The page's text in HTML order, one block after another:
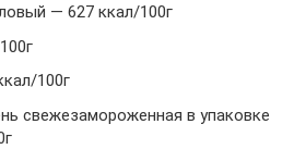
— 627 ккал/100г
100г
свежезамороженная в упаковке